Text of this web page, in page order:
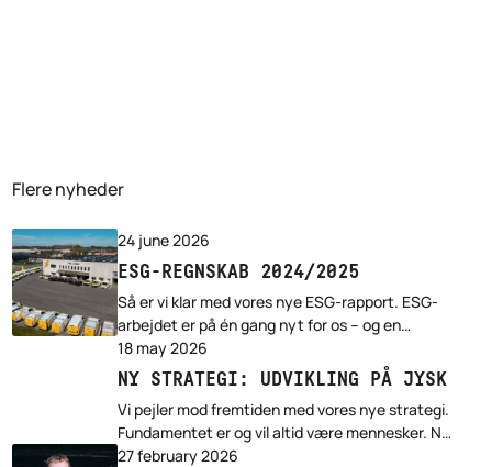
Flere nyheder
24 june 2026
ESG-REGNSKAB 2024/2025
Så er vi klar med vores nye ESG-rapport. ESG-
arbejdet er på én gang nyt for os – og en
selvfølge. Med 50 år på bagen har vi arbejdet
med at bygge en bæredygtig virksomhed i bred
18 may 2026
NY STRATEGI: UDVIKLING PÅ JYSK
Vi pejler mod fremtiden med vores nye strategi.
Fundamentet er og vil altid være mennesker. Nu
sætter vi endnu mere skub på udviklingen. Vi
27 february 2026